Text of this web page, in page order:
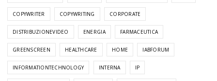
COPYWRITER COPYWRITING CORPORATE
DISTRIBUZIONEVIDEO ENERGIA FARMACEUTICA
GREENSCREEN HEALTHCARE HOME IABFORUM
INFORMATIONTECHNOLOGY INTERNA IP